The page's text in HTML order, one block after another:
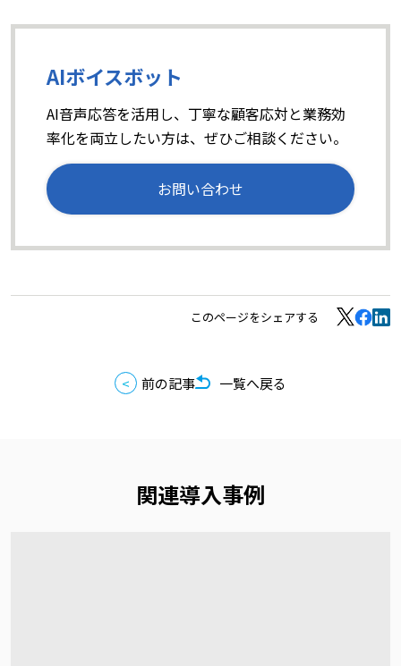
AIボイスボット
AI音声応答を活用し、丁寧な顧客応対と業務効
率化を両立したい方は、ぜひご相談ください。
お問い合わせ
このページをシェアする
前の記事 一覧へ戻る
関連導入事例